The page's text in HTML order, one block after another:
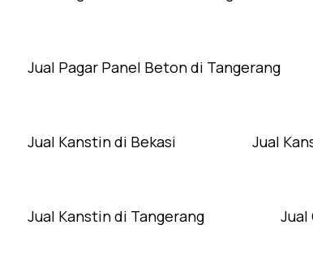
Jual Pagar Panel Beton di Tangerang
Jual Kanstin di Bekasi Jual
Jual Kanstin di Tangerang Jual